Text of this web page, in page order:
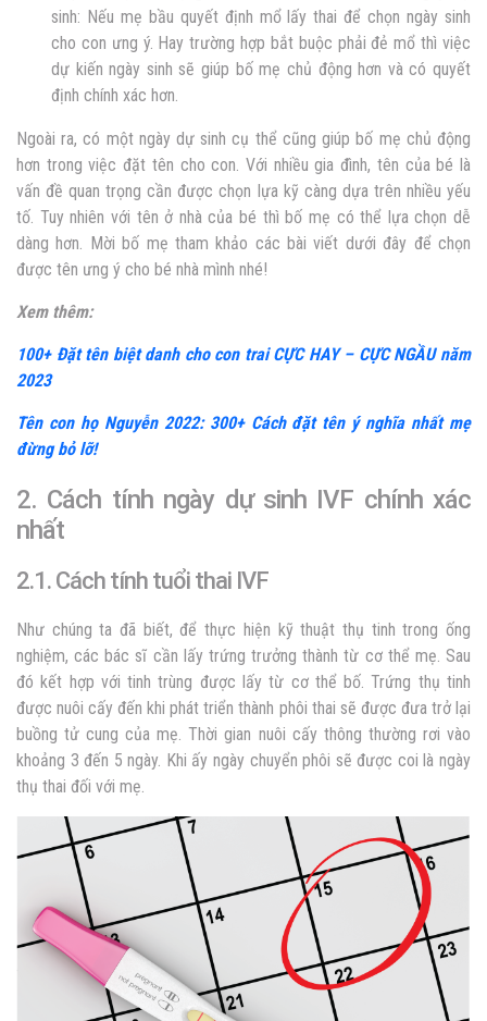
sinh: Nếu mẹ bầu quyết định mổ lấy thai để chọn ngày sinh
cho con ưng ý. Hay trường hợp bắt buộc phải đẻ mổ thì việc
dự kiến ngày sinh sẽ giúp bố mẹ chủ động hơn và có quyết
định chính xác hơn.
Ngoài ra, có một ngày dự sinh cụ thể cũng giúp bố mẹ chủ động
hơn trong việc đặt tên cho con. Với nhiều gia đình, tên của bé là
vấn đề quan trọng cần được chọn lựa kỹ càng dựa trên nhiều yếu
tố. Tuy nhiên với tên ở nhà của bé thì bố mẹ có thể lựa chọn dễ
dàng hơn. Mời bố mẹ tham khảo các bài viết dưới đây để chọn
được tên ưng ý cho bé nhà mình nhé!
Xem thêm:
100+ Đặt tên biệt danh cho con trai CỰC HAY – CỰC NGẦU năm
2023
Tên con họ Nguyễn 2022: 300+ Cách đặt tên ý nghĩa nhất mẹ
đừng bỏ lỡ!
2. Cách tính ngày dự sinh IVF chính xác
nhất
2.1. Cách tính tuổi thai IVF
Như chúng ta đã biết, để thực hiện kỹ thuật thụ tinh trong ống
nghiệm, các bác sĩ cần lấy trứng trưởng thành từ cơ thể mẹ. Sau
đó kết hợp với tinh trùng được lấy từ cơ thể bố. Trứng thụ tinh
được nuôi cấy đến khi phát triển thành phôi thai sẽ được đưa trở lại
buồng tử cung của mẹ. Thời gian nuôi cấy thông thường rơi vào
khoảng 3 đến 5 ngày. Khi ấy ngày chuyển phôi sẽ được coi là ngày
thụ thai đối với mẹ.